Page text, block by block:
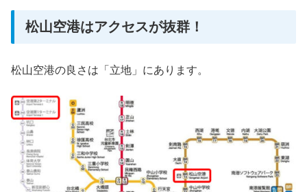
松山空港はアクセスが抜群！
松山空港の良さは「立地」にあります。